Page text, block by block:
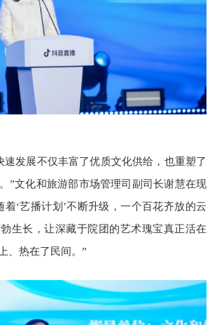
速发展不仅丰富了优质文化供给，也重塑了
”文化和旅游部市场管理司副司长谢慧在现
着‘艺播计划’不断升级，一个百花齐放的云
生长，让深藏于院团的艺术瑰宝真正活在
、热在了民间。”